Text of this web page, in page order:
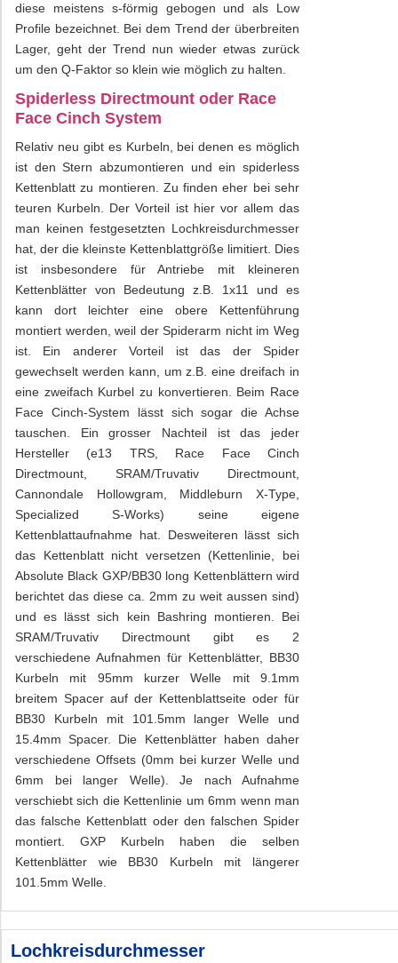
diese meistens s-förmig gebogen und als Low
Profile bezeichnet. Bei dem Trend der überbreiten
Lager, geht der Trend nun wieder etwas zurück
um den Q-Faktor so klein wie möglich zu halten.
Spiderless Directmount oder Race
Face Cinch System
Relativ neu gibt es Kurbeln, bei denen es möglich
ist den Stern abzumontieren und ein spiderless
Kettenblatt zu montieren. Zu finden eher bei sehr
teuren Kurbeln. Der Vorteil ist hier vor allem das
man keinen festgesetzten Lochkreisdurchmesser
hat, der die kleinste Kettenblattgröße limitiert. Dies
ist insbesondere für Antriebe mit kleineren
Kettenblätter von Bedeutung z.B. 1x11 und es
kann dort leichter eine obere Kettenführung
montiert werden, weil der Spiderarm nicht im Weg
ist. Ein anderer Vorteil ist das der Spider
gewechselt werden kann, um z.B. eine dreifach in
eine zweifach Kurbel zu konvertieren. Beim Race
Face Cinch-System lässt sich sogar die Achse
tauschen. Ein grosser Nachteil ist das jeder
Hersteller (e13 TRS, Race Face Cinch
Directmount, SRAM/Truvativ Directmount,
Cannondale Hollowgram, Middleburn X-Type,
Specialized S-Works) seine eigene
Kettenblattaufnahme hat. Desweiteren lässt sich
das Kettenblatt nicht versetzen (Kettenlinie, bei
Absolute Black GXP/BB30 long Kettenblättern wird
berichtet das diese ca. 2mm zu weit aussen sind)
und es lässt sich kein Bashring montieren. Bei
SRAM/Truvativ Directmount gibt es 2
verschiedene Aufnahmen für Kettenblätter, BB30
Kurbeln mit 95mm kurzer Welle mit 9.1mm
breitem Spacer auf der Kettenblattseite oder für
BB30 Kurbeln mit 101.5mm langer Welle und
15.4mm Spacer. Die Kettenblätter haben daher
verschiedene Offsets (0mm bei kurzer Welle und
6mm bei langer Welle). Je nach Aufnahme
verschiebt sich die Kettenlinie um 6mm wenn man
das falsche Kettenblatt oder den falschen Spider
montiert. GXP Kurbeln haben die selben
Kettenblätter wie BB30 Kurbeln mit längerer
101.5mm Welle.
Lochkreisdurchmesser